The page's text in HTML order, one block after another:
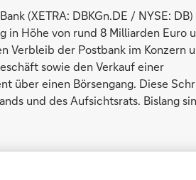
(XETRA: DBKGn.DE / NYSE:
Höhe von rund 8 Milliarden Euro
Verbleib der Postbank im Konzern
sowie den Verkauf einer
über einen Börsengang. Diese
und des Aufsichtsrats. Bislang